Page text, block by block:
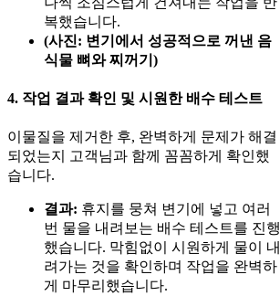
복했습니다.
(사진: 변기에서 성공적으로 꺼낸 음
식물 뼈와 찌꺼기)
4. 작업 결과 확인 및 시원한 배수 테스트
이물질을 제거한 후, 완벽하게 문제가 해결
되었는지 고객님과 함께 꼼꼼하게 확인했
습니다.
결과: 휴지를 뭉쳐 변기에 넣고 여러
번 물을 내려보는 배수 테스트를 진행
했습니다. 막힘없이 시원하게 물이 내
려가는 것을 확인하며 작업을 완벽하
게 마무리했습니다.